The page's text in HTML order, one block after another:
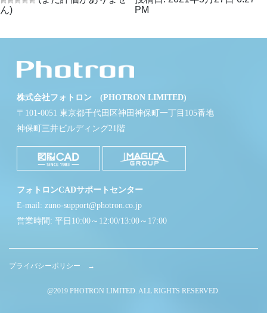
ん)
PM
株式会社フォトロン (PHOTRON LIMITED)
〒101-0051 東京都千代田区神田神保町一丁目105番地
神保町三井ビルディング21階
フォトロンCADサポートセンター
E-mail: zuno-support@photron.co.jp
営業時間: 平日10:00～12:00/13:00～17:00
プライバシーポリシー →
@2019 PHOTRON LIMITED. ALL RIGHTS RESERVED.